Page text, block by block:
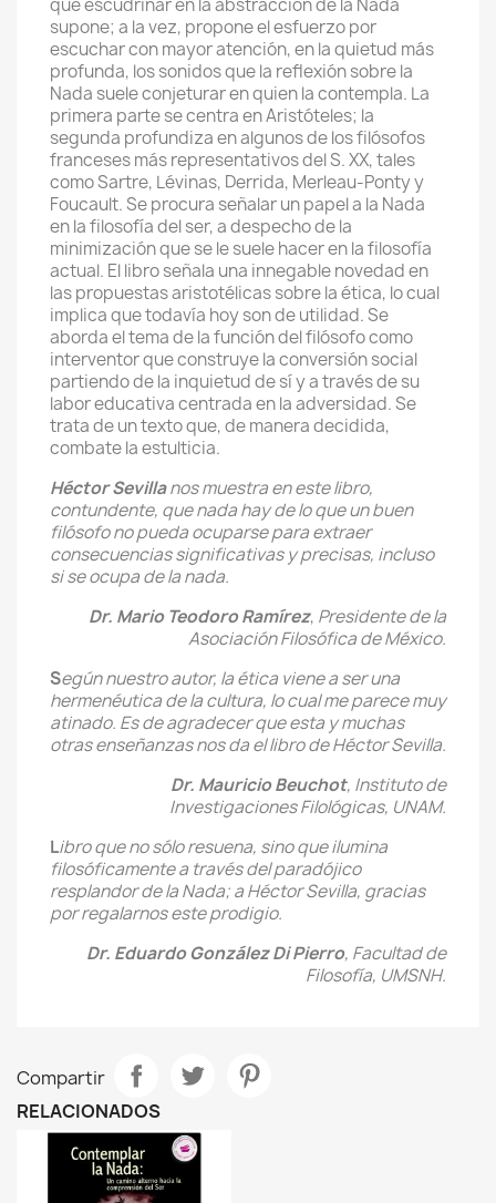
que escudriñar en la abstracción de la Nada
supone; a la vez, propone el esfuerzo por
escuchar con mayor atención, en la quietud más
profunda, los sonidos que la reflexión sobre la
Nada suele conjeturar en quien la contempla. La
primera parte se centra en Aristóteles; la
segunda profundiza en algunos de los filósofos
franceses más representativos del S. XX, tales
como Sartre, Lévinas, Derrida, Merleau-Ponty y
Foucault. Se procura señalar un papel a la Nada
en la filosofía del ser, a despecho de la
minimización que se le suele hacer en la filosofía
actual. El libro señala una innegable novedad en
las propuestas aristotélicas sobre la ética, lo cual
implica que todavía hoy son de utilidad. Se
aborda el tema de la función del filósofo como
interventor que construye la conversión social
partiendo de la inquietud de sí y a través de su
labor educativa centrada en la adversidad. Se
trata de un texto que, de manera decidida,
combate la estulticia.
Héctor Sevillanos muestra en este libro,
contundente, que nada hay de lo que un buen
filósofo no pueda ocuparse para extraer
consecuencias significativas y precisas, incluso
si se ocupa de la nada.
Dr. Mario Teodoro Ramírez, Presidente de la
Asociación Filosófica de México.
Según nuestro autor, la ética viene a ser una
hermenéutica de la cultura, lo cual me parece muy
atinado. Es de agradecer que esta y muchas
otras enseñanzas nos da el libro de Héctor Sevilla.
Dr. Mauricio Beuchot, Instituto de
Investigaciones Filológicas, UNAM.
Libro que no sólo resuena, sino que ilumina
filosóficamente a través del paradójico
resplandor de la Nada; a Héctor Sevilla, gracias
por regalarnos este prodigio.
Dr. Eduardo González Di Pierro, Facultad de
Filosofía, UMSNH.
Compartir
RELACIONADOS